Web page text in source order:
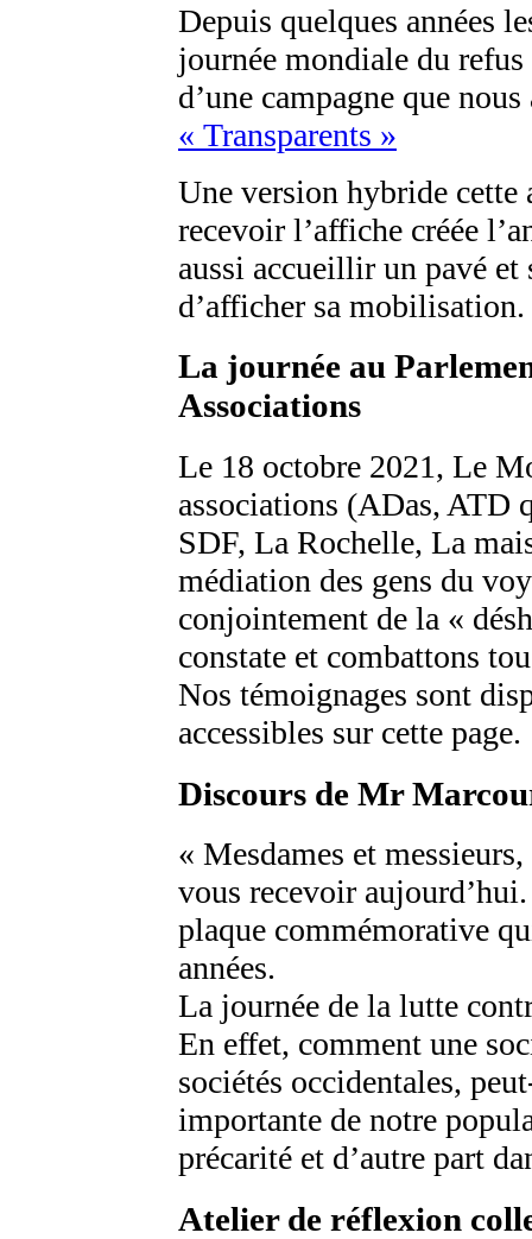
Depuis quelques années
journée mondiale du refus
d’une campagne que
« Transparents »
Une version hybride cette
recevoir l’affiche créée
aussi accueillir un pavé et
d’afficher sa mobilisation.
La journée au
Associations
Le 18 octobre 2021, Le
associations (ADas, ATD
SDF, La Rochelle, La
médiation des gens du
conjointement de la «
constate et combattons
Nos témoignages sont
accessibles sur cette page.
Discours de Mr
« Mesdames et
vous recevoir
plaque commémorative
années.
La journée de la lutte
En effet, comment une
sociétés occidentales,
importante de notre
précarité et d’autre part
Atelier de réflexion